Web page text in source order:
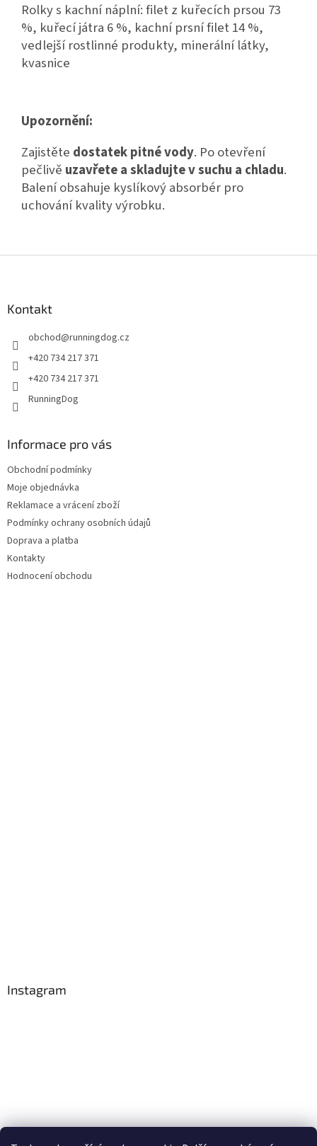
Rolky s kachní náplní: filet z kuřecích prsou 73
%, kuřecí játra 6 %, kachní prsní filet 14 %,
vedlejší rostlinné produkty, minerální látky,
kvasnice
Upozornění:
Zajistěte dostatek pitné vody. Po otevření
pečlivě uzavřete a skladujte v suchu a chladu.
Balení obsahuje kyslíkový absorbér pro
uchování kvality výrobku.
Kontakt
obchod@runningdog.cz
+420 734 217 371
+420 734 217 371
RunningDog
Informace pro vás
Obchodní podmínky
Moje objednávka
Reklamace a vrácení zboží
Podmínky ochrany osobních údajů
Doprava a platba
Kontakty
Hodnocení obchodu
Instagram